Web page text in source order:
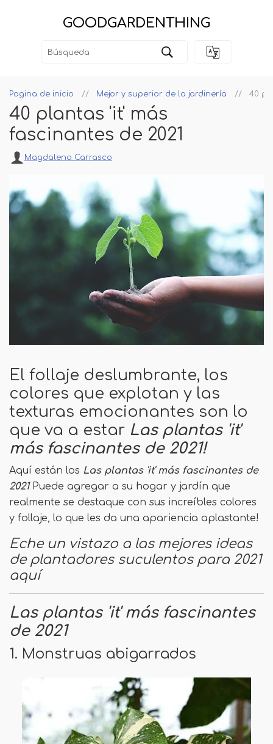
GOODGARDENTHING
Pagina de inicio Mejor y superior de la jardinería 40
40 plantas 'it' más
fascinantes de 2021
Magdalena Carrasco
El follaje deslumbrante, los
colores que explotan y las
texturas emocionantes son lo
que va a estar Las plantas 'it'
más fascinantes de 2021!
Aquí están los Las plantas 'it' más fascinantes de
2021Puede agregar a su hogar y jardín que
realmente se destaque con sus increíbles colores
y follaje, lo que les da una apariencia aplastante!
Eche un vistazo a las mejores ideas
de plantadores suculentos para 2021
aquí
Las plantas 'it' más fascinantes
de 2021
1. Monstruas abigarrados